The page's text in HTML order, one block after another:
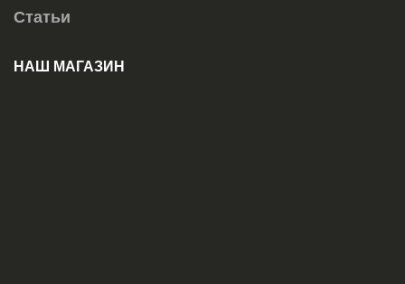
Статьи
НАШ МАГАЗИН